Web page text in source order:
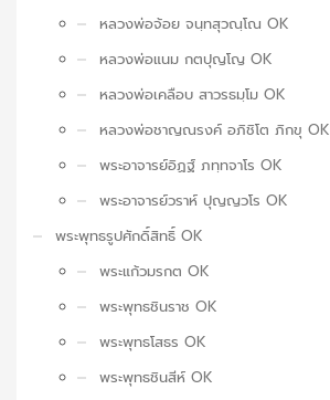
หลวงพ่อจ้อย จนฺทสุวณฺโณ OK
หลวงพ่อแนม กตปุญโญ OK
หลวงพ่อเคลือบ สาวรธมฺโม OK
หลวงพ่อชาญณรงค์ อภิชิโต ภิกขุ OK
พระอาจารย์อิฏฐ์ ภทฺทจาโร OK
พระอาจารย์วราห์ ปุญญวโร OK
พระพุทธรูปศักดิ์สิทธิ์ OK
พระแก้วมรกต OK
พระพุทธชินราช OK
พระพุทธโสธร OK
พระพุทธชินสีห์ OK